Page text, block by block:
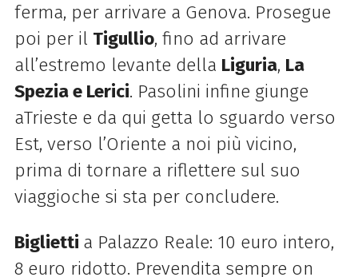
ferma, per arrivare a Genova. Prosegue
poi per il Tigullio, fino ad arrivare
all’estremo levante della Liguria, La
Spezia e Lerici. Pasolini infine giunge
aTrieste e da qui getta lo sguardo verso
Est, verso l’Oriente a noi più vicino,
prima di tornare a riflettere sul suo
viaggioche si sta per concludere.
Biglietti a Palazzo Reale: 10 euro intero,
8 euro ridotto. Prevendita sempre on